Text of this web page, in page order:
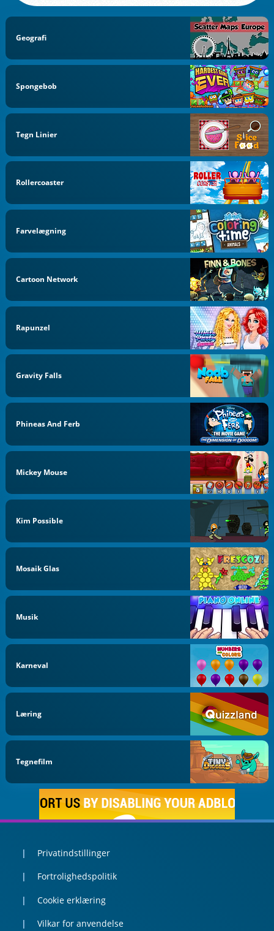
Geografi
Spongebob
Tegn Linier
Rollercoaster
Farvelægning
Cartoon Network
Rapunzel
Gravity Falls
Phineas And Ferb
Mickey Mouse
Kim Possible
Mosaik Glas
Musik
Karneval
Læring
Tegnefilm
Privatindstillinger
Fortrolighedspolitik
Cookie erklæring
Vilkar for anvendelse